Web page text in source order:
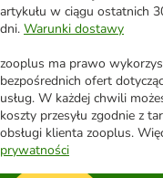
artykułu w ciągu ostatnich
dni. Warunki dostawy
zooplus ma prawo
bezpośrednich ofert
usług. W każdej chwili
koszty przesyłu zgodnie z
obsługi klienta zooplus.
prywatności